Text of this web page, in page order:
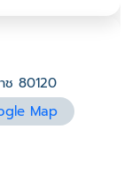
ช 80120
Map